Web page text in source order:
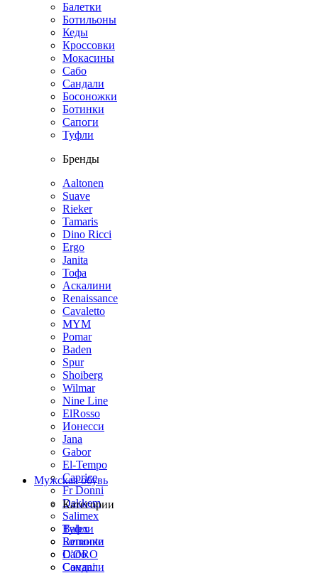
Балетки
Ботильоны
Кеды
Кроссовки
Мокасины
Сабо
Сандали
Босоножки
Ботинки
Сапоги
Туфли
Бренды
Aaltonen
Suave
Rieker
Tamaris
Dino Ricci
Ergo
Janita
Тофа
Аскалини
Renaissance
Cavaletto
MYM
Pomar
Baden
Spur
Shoiberg
Wilmar
Nine Line
ElRosso
Ионесси
Jana
Gabor
El-Tempo
Caprice
Fr Donni
Dakkem
Salimex
Balex
Remonte
D'ORO
Covani
Мужская обувь
Категории
Туфли
Ботинки
Сабо
Сандали